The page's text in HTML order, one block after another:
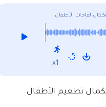
لقاحات الأطفال
x1
تطعيم الأطفال